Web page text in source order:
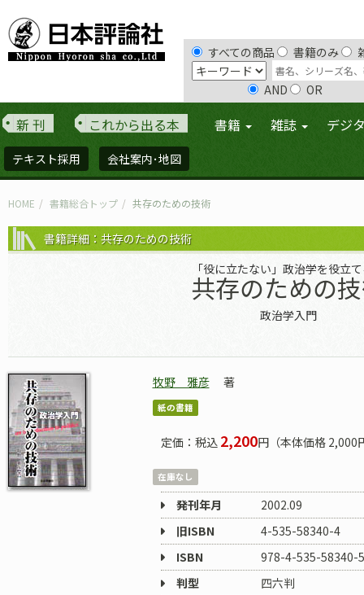
すべての商品 書籍のみ
AND OR
新 刊 これから出る本 書籍 雑誌 デジ
テキスト採用 会社案内･地図
HOME 書籍総合トップ 共存のための技術
書籍詳細：共存のための技術
「役に立たない」政治学を役立
共存のための
政治学入門
牧野 雅彦 著
紙の書籍
定価：税込 2,200円（本体価格 2,000
在庫なし
発刊年月
2002.09
旧ISBN
4-535-58340-4
ISBN
978-4-535-58340-5
判型
四六判